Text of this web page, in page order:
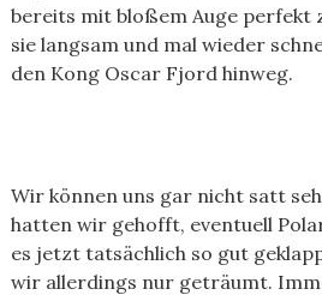
bereits mit bloßem Auge perfekt
sie langsam und mal wieder
den Kong Oscar Fjord hinweg.
Wir können uns gar nicht satt
hatten wir gehofft, eventuell
es jetzt tatsächlich so gut
wir allerdings nur geträumt.